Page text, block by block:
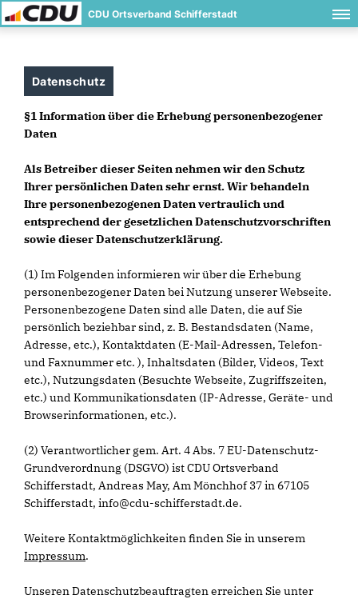
CDU Ortsverband Schifferstadt
Datenschutz
§1 Information über die Erhebung personenbezogener
Daten
Als Betreiber dieser Seiten nehmen wir den Schutz
Ihrer persönlichen Daten sehr ernst. Wir behandeln
Ihre personenbezogenen Daten vertraulich und
entsprechend der gesetzlichen Datenschutzvorschriften
sowie dieser Datenschutzerklärung.
(1) Im Folgenden informieren wir über die Erhebung
personenbezogener Daten bei Nutzung unserer Webseite.
Personenbezogene Daten sind alle Daten, die auf Sie
persönlich beziehbar sind, z. B. Bestandsdaten (Name,
Adresse, etc.), Kontaktdaten (E-Mail-Adressen, Telefon-
und Faxnummer etc. ), Inhaltsdaten (Bilder, Videos, Text
etc.), Nutzungsdaten (Besuchte Webseite, Zugriffszeiten,
etc.) und Kommunikationsdaten (IP-Adresse, Geräte- und
Browserinformationen, etc.).
(2) Verantwortlicher gem. Art. 4 Abs. 7 EU-Datenschutz-
Grundverordnung (DSGVO) ist CDU Ortsverband
Schifferstadt, Andreas May, Am Mönchhof 37 in 67105
Schifferstadt, info@cdu-schifferstadt.de.
Weitere Kontaktmöglichkeiten finden Sie in unserem
Impressum.
Unseren Datenschutzbeauftragten erreichen Sie unter